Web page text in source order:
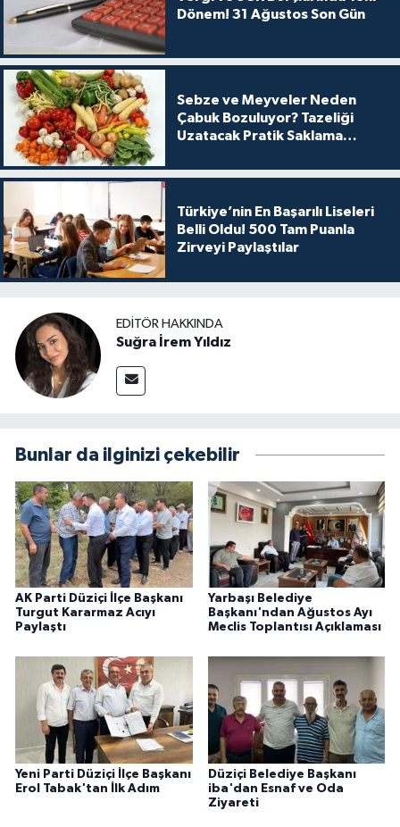
Dönem! 31 Ağustos Son Gün
Sebze ve Meyveler Neden
Çabuk Bozuluyor? Tazeliği
Uzatacak Pratik Saklama
Türkiye’nin En Başarılı Liseleri
Belli Oldu! 500 Tam Puanla
Zirveyi Paylaştılar
EDITÖR HAKKINDA
Suğra İrem Yıldız
Bunlar da ilginizi çekebilir
AK Parti Düziçi İlçe Başkanı
Turgut Kararmaz Acıyı
Paylaştı
Yarbaşı Belediye
Başkanı'ndan Ağustos Ayı
Meclis Toplantısı Açıklaması
Yeni Parti Düziçi İlçe Başkanı
Erol Tabak'tan İlk Adım
Düziçi Belediye Başkanı
iba'dan Esnaf ve Oda
Ziyareti